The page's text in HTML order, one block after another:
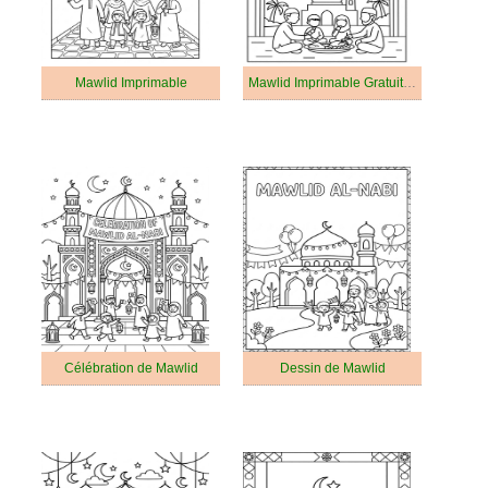
Mawlid Imprimable Mawlid Imprimable Gratuit Pour les Enfants
Célébration de Mawlid Dessin de Mawlid